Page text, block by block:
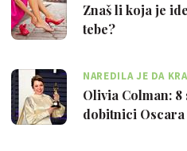
Znaš li koja je
tebe?
NAREDILA JE DA
TOALETNI PAPIR
Olivia Colman: 8
dobitnici Oscara